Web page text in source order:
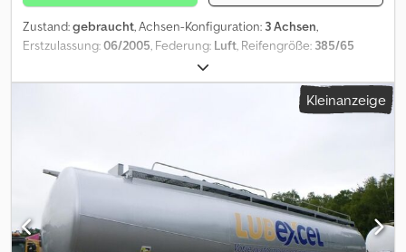
Zustand:gebraucht, Achsen-Konfiguration: 3 Achsen,
Erstzulassung:06/2005, Federung: Luft, Reifengröße: 385/65
2005
Reifenmaß: 385/65 R22.5 Bremsen: Trommelbremsen Federung:
Luftfederung Hinterachse 1: Reifen Profil links: 5 mm; Reifen Profil
links: 5 mm; Reifen Profil rechts: 5 mm Gewichte Leergewicht:
4.820 kg Zuladung: 33.180 kg zGG: 38.000 kg Zustand Schäden:
keines
Kleinanzeige